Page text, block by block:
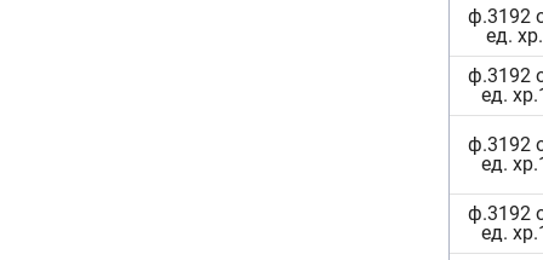
ф.3192
ед.
ф.3192
ед.
ф.3192
ед.
ф.3192
ед.